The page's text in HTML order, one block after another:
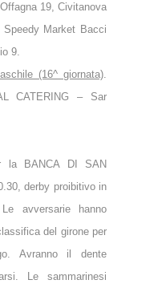
19, Civitanova
Market Bacci
9.
(16^ giornata).
CATERING – Sar
la BANCA DI SAN
derby proibitivo in
avversarie hanno
del girone per
Avranno il dente
Le sammarinesi